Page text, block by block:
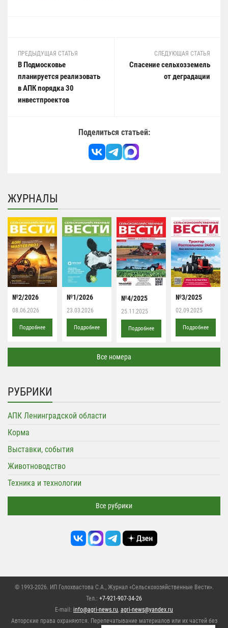
ПРЕДЫДУЩАЯ СТАТЬЯ
В Подмосковье
планируется реализовать
в АПК порядка 30
инвестпроектов
СЛЕДУЮЩАЯ СТАТЬЯ
Спасение сельхозземель
от деградации
Поделиться статьей:
ЖУРНАЛЫ
№2/2026
08.06.2026
Подробнее
№1/2026
23.03.2026
Подробнее
№4/2025
25.11.2025
Подробнее
№3/2025
02.09.2025
Подробнее
Все номера
РУБРИКИ
АПК Ленинградской области
Корма
Выставки, события
Животноводство
Техника и технологии
Все рубрики
© 1993-2026. ИП Голохвастова С.А., Журнал «Сельскохозяйственные Вести».
Тел.: +7-921-907-34-26
E-mail: info@agri-news.ru agri-news@yandex.ru
Авторские права охраняются. Перепечатывание материалов или их частей без